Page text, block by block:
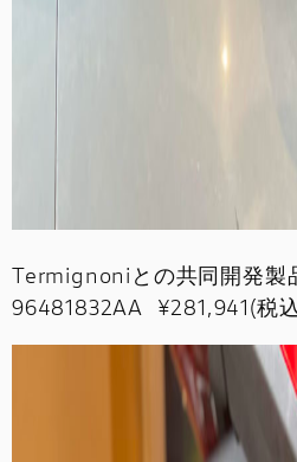
Termignoniとの共同開発製
96481832AA ¥281,941(税込